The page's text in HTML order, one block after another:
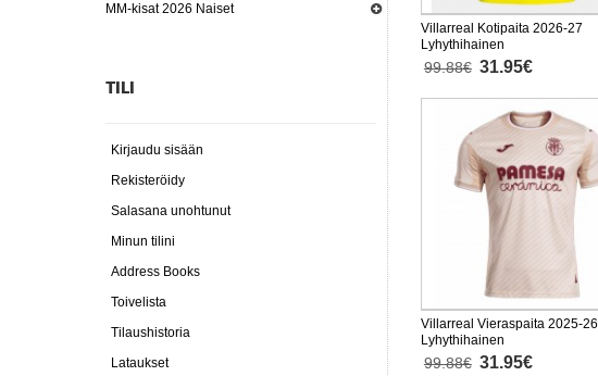
MM-kisat 2026 Naiset
TILI
Kirjaudu sisään
Rekisteröidy
Salasana unohtunut
Minun tilini
Address Books
Toivelista
Tilaushistoria
Lataukset
Villarreal Kotipaita 2026-27
Lyhythihainen
99.88€ 31.95€
Villarreal Vieraspaita 2025-26
Lyhythihainen
99.88€ 31.95€